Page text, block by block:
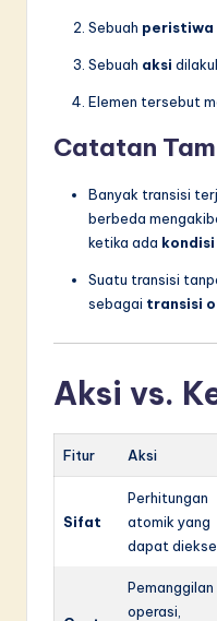
Sebuah peristiwa
Sebuah aksi
Elemen tersebut
Catatan
Banyak transisi
berbeda
ketika ada
Suatu transisi
sebagai transisi
Aksi vs.
Fitur Aksi
Sifat
Perhitungan
atomik yang
dapat
Pemanggilan
operasi,